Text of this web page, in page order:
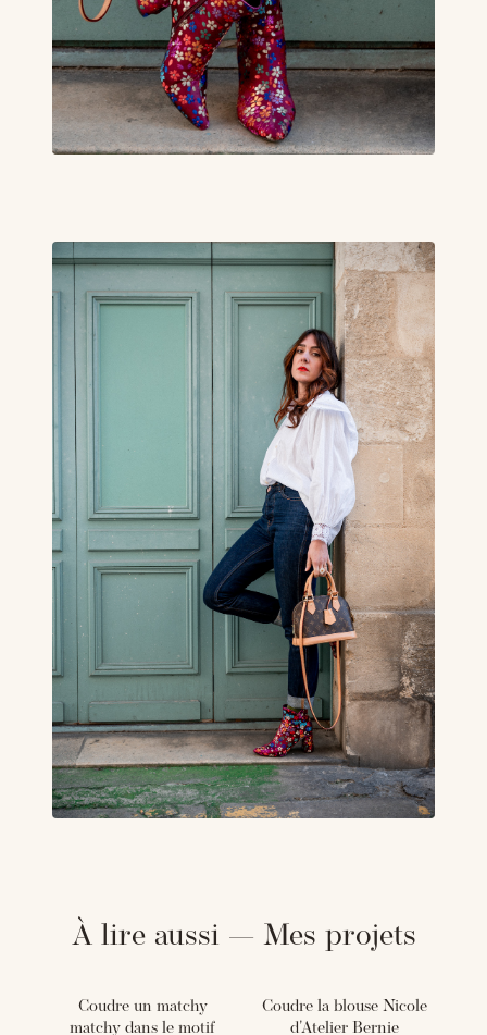
À lire aussi — Mes projets
Coudre un matchy
matchy dans le motif
Coudre la blouse Nicole
d'Atelier Bernie